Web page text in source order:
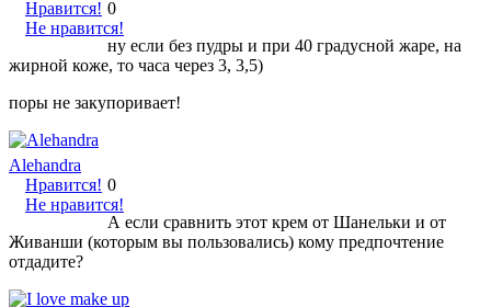
Нравится!
Не нравится!
0
ну если без пудры и при 40 градусной жаре, на
жирной коже, то часа через 3, 3,5)
поры не закупоривает!
Alehandra
Нравится!
Не нравится!
0
А если сравнить этот крем от Шанельки и от
Живанши (которым вы пользовались) кому предпочтение
отдадите?